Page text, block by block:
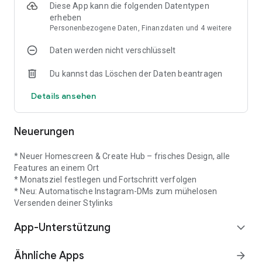
Stylink.
• Stylist: Stelle personalisierte Linksammlungen für z. B.
Outfits, Skincare oder Interior
Linksammlungen als auch deine gesamte
• Shops entdecken: Alle Partnershops auf einen Blick. Filtere
Interior oder Beauty, speichere deine Lieblingsmarken als
Favoriten.
Aktionen unserer
Boosts oder exklusiven
Rabattcodes für deine Community.
Performance
Behalte Klicks, Einnahmen und Stylinks mit deinem
übersichtlichen Dashboard im Blick.
innerhalb von 24h aus.
Profitiere von exklusiven Kampagnen in Bereichen wie
Diese App kann die folgenden Datentypen
erheben
Personenbezogene Daten, Finanzdaten und 4 weitere
Daten werden nicht verschlüsselt
Du kannst das Löschen der Daten beantragen
Details ansehen
Neuerungen
* Neuer Homescreen & Create Hub – frisches Design, alle
Features an einem Ort
* Monatsziel festlegen und Fortschritt verfolgen
* Neu: Automatische Instagram-DMs zum mühelosen
Versenden deiner Stylinks
App-Unterstützung expand_more
Ähnliche Apps arrow_forward